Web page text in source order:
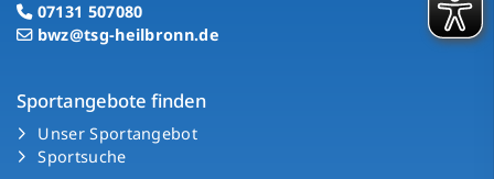
07131 507080
bwz@tsg-heilbronn.de
Sportangebote finden
Unser Sportangebot
Sportsuche